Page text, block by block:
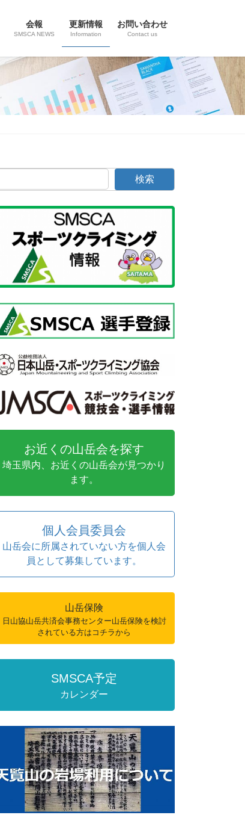
会報
SMSCA NEWS
更新情報
Information
お問い合わせ
Contact us
検索
お近くの山岳会を探す
埼玉県内、お近くの山岳会が見つかり
ます。
個人会員委員会
山岳会に所属されていない方を個人会
員として募集しています。
山岳保険
日山協山岳共済会事務センター山岳保険を検討
されている方はコチラから
SMSCA予定
カレンダー